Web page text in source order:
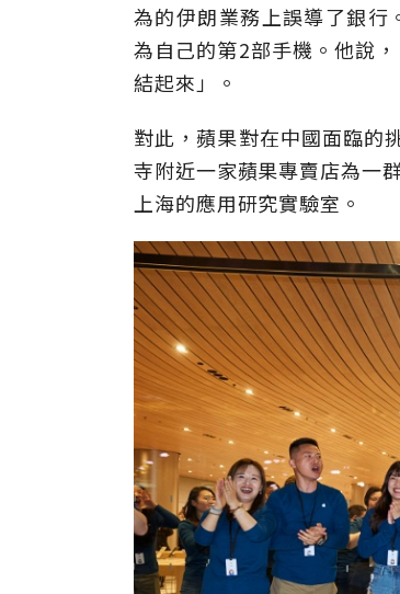
為的伊朗業務上誤導了銀
為自己的第2部手機。他說
結起來」。
對此，蘋果對在中國面臨的
寺附近一家蘋果專賣店為一
上海的應用研究實驗室。